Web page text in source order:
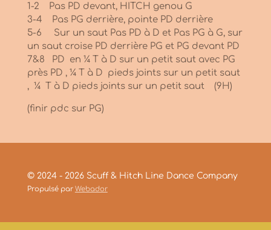
1-2 Pas PD devant, HITCH genou G
3-4 Pas PG derrière, pointe PD derrière
5-6 Sur un saut Pas PD à D et Pas PG à G, sur
un saut croise PD derrière PG et PG devant PD
7&8 PD en ¼ T à D sur un petit saut avec PG
près PD , ¼ T à D pieds joints sur un petit saut
, ¼ T à D pieds joints sur un petit saut (9H)
(finir pdc sur PG)
© 2024 - 2026 Scuff & Hitch Line Dance Company
Propulsé par Webador